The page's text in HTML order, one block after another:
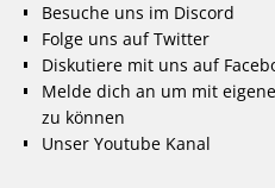
Besuche uns im Discord
Folge uns auf Twitter
Diskutiere mit uns auf
Melde dich an um mit
zu können
Unser Youtube Kanal